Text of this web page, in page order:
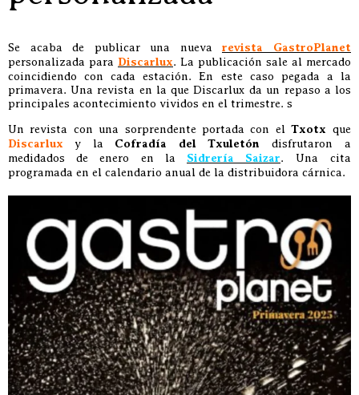
Se acaba de publicar una nueva revista GastroPlanet
personalizada para Discarlux. La publicación sale al mercado
coincidiendo con cada estación. En este caso pegada a la
primavera. Una revista en la que Discarlux da un repaso a los
principales acontecimiento vividos en el trimestre. s
Un revista con una sorprendente portada con el Txotx que
Discarlux y la Cofradía del Txuletón disfrutaron a
medidados de enero en la Sidrería Saizar. Una cita
programada en el calendario anual de la distribuidora cárnica.